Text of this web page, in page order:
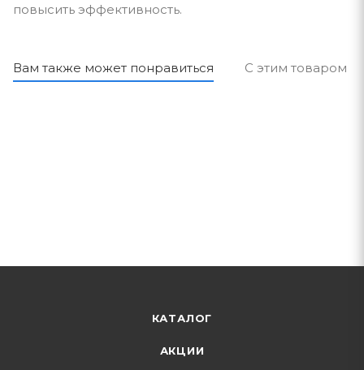
повысить эффективность.
Вам также может понравиться С этим товаром
КАТАЛОГ
АКЦИИ